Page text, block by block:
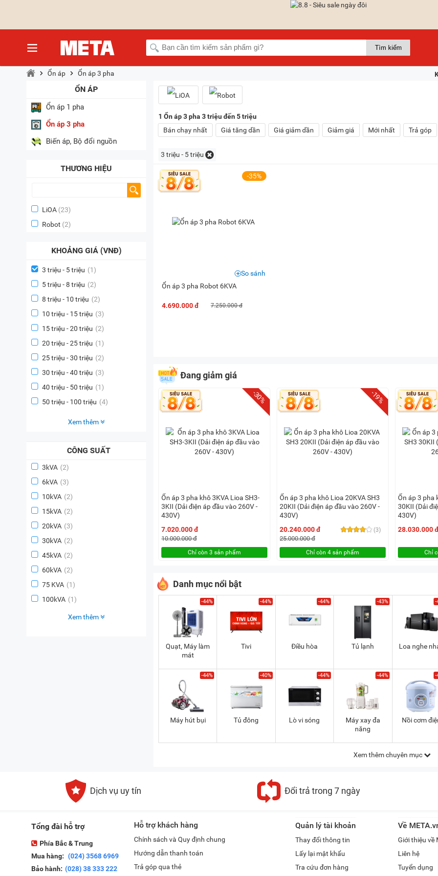
Ổn áp Ổn áp 3 pha
ỔN ÁP
Ổn áp 1 pha
Ổn áp 3 pha
Biến áp, Bộ đổi nguồn
THƯƠNG HIỆU
LiOA (23)
Robot (2)
KHOẢNG GIÁ (VNĐ)
3 triệu - 5 triệu (1)
5 triệu - 8 triệu (2)
8 triệu - 10 triệu (2)
10 triệu - 15 triệu (3)
15 triệu - 20 triệu (2)
20 triệu - 25 triệu (1)
25 triệu - 30 triệu (2)
30 triệu - 40 triệu (3)
40 triệu - 50 triệu (1)
50 triệu - 100 triệu (4)
Xem thêm
CÔNG SUẤT
3kVA (2)
6kVA (3)
10kVA (2)
15kVA (2)
20kVA (3)
30kVA (2)
45kVA (2)
60kVA (2)
75 KVA (1)
100kVA (1)
Xem thêm
1 Ổn áp 3 pha 3 triệu đến 5 triệu
Bán chạy nhất
Giá tăng dần Giá giảm dần Giảm giá Mới nhất Trả góp
3 triệu - 5 triệu
-35%
Ổn áp 3 pha Robot 6KVA
4.690.000 đ 7.250.000 đ
So sánh
Đang giảm giá
-30%
Ổn áp 3 pha khô 3KVA Lioa SH3-
3KII (Dải điện áp đầu vào 260V -
430V)
7.020.000 đ
10.000.000 đ
Chỉ còn 3 sản phẩm
-19%
Ổn áp 3 pha khô Lioa 20KVA SH3
20KII (Dải điện áp đầu vào 260V -
430V)
(3)
20.240.000 đ
25.000.000 đ
Chỉ còn 4 sản phẩm
Ổn áp 3 pha
30KII (Dải
430V)
28.030.000 đ
Chỉ
Danh mục nổi bật
-44%
Quạt, Máy làm
mát
-44%
Tivi
-44%
Điều hòa
-43%
Tủ lạnh
-
Loa nghe
-44%
Máy hút bụi
-40%
Tủ đông
-44%
Lò vi sóng
-44%
Máy xay đa
năng
-
Nồi cơm
Xem thêm chuyên mục
Dịch vụ uy tín Đổi trả trong 7 ngày
Tổng đài hỗ trợ
Phía Bắc & Trung
Mua hàng: (024) 3568 6969
Bảo hành: (028) 38 333 222
Hỗ trợ khách hàng
Chính sách và Quy định chung
Hướng dẫn thanh toán
Trả góp qua thẻ
Quản lý tài khoản
Thay đổi thông tin
Lấy lại mật khẩu
Tra cứu đơn hàng
Về
Giới thiệu về
Liên hệ
Tuyển dụng